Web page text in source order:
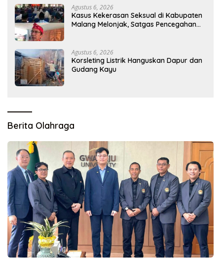
Agustus 6, 2026
Kasus Kekerasan Seksual di Kabupaten
Malang Melonjak, Satgas Pencegahan
Agustus 6, 2026
Korsleting Listrik Hanguskan Dapur dan
Gudang Kayu
Berita Olahraga